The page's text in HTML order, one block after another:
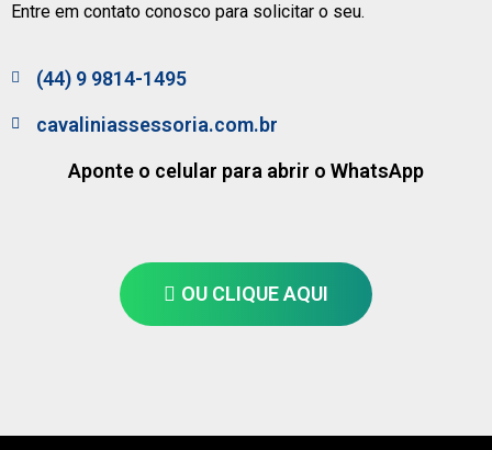
Entre em contato conosco para solicitar o seu.
(44) 9 9814-1495
cavaliniassessoria.com.br
Aponte o celular para abrir o WhatsApp
OU CLIQUE AQUI